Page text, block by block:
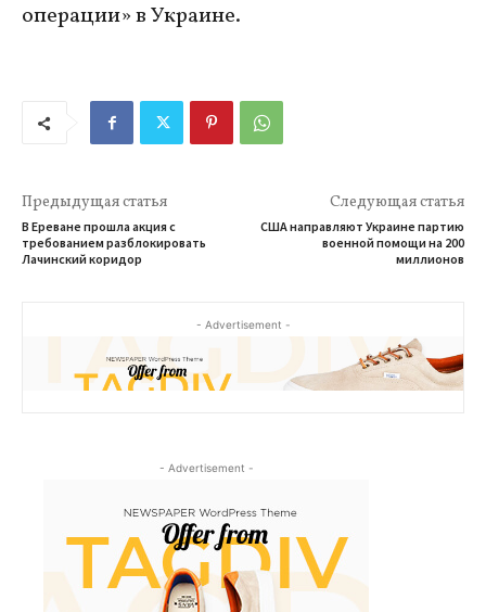
операции» в Украине.
Предыдущая статья
В Ереване прошла акция с
требованием разблокировать
Лачинский коридор
Следующая статья
США направляют Украине партию
военной помощи на 200
миллионов
- Advertisement -
- Advertisement -